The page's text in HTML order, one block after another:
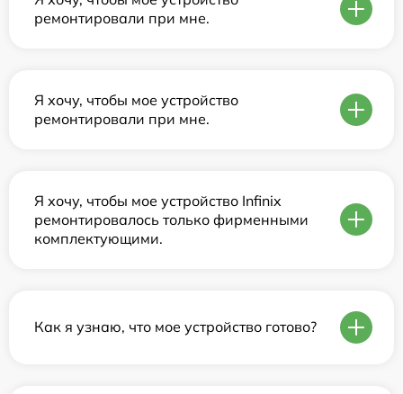
ремонтировали при мне.
Я хочу, чтобы мое устройство
ремонтировали при мне.
Я хочу, чтобы мое устройство Infinix
ремонтировалось только фирменными
комплектующими.
Как я узнаю, что мое устройство готово?